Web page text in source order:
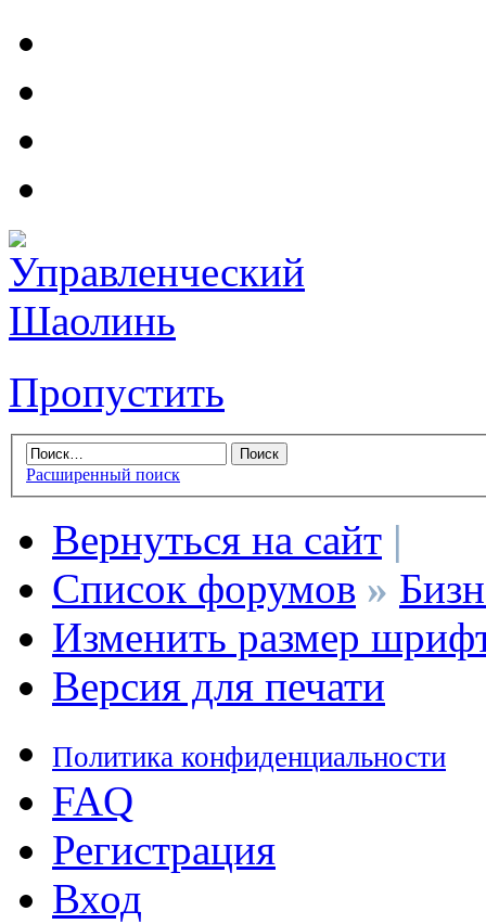
Пропустить
Расширенный поиск
Вернуться на сайт |
Список форумов »
Изменить размер
Версия для печати
Политика конфиденциальности
FAQ
Регистрация
Вход